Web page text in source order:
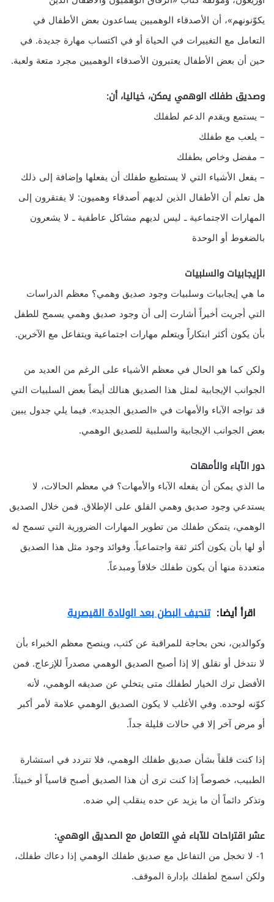
يكوّنونهم»، أن الأصدقاء الوهميين يساعدون بعض الأطفال في
التعامل مع التغييرات في الحياة أو في اكتساب مهارة جديدة. في
حين أن بعض الأطفال يعتبرون الأصدقاء الوهميين مجرد متعة ولعبة.
وصديق طفلك الوهمي يمكن، خياليا، أن:
– يستمع ويقدم الدعم لطفلك
– يلعب مع طفلك
– مفضل وخاص بطفلك
– يفعل الأشياء التي لا يستطيع طفلك أن يفعلها وإضافة إلى ذلك
هل تعلم أن الأطفال الذين لديهم أصدقاء وهميون: لا يفتقرون إلى
المهارات الاجتماعية ـ ليس لديهم مشاكل عاطفية ـ لا يشعرون
بالضغوط أو الوحدة
الإيجابيات والسلبيات
ما هي إيجابيات وسلبيات وجود صديق وهمي؟ معظم الدراسات
التي أجريت أخيراً أشارت إلى أن وجود صديق وهمي يسمح للطفل
بأن يكون أكثر ابتكاراً ويتعلم مهارات اجتماعية ويتفاعل مع الآخرين.
ولكن كما هو الحال في معظم الأشياء على الرغم من العديد من
الجوانب الإيجابية لمثل هذا الصديق هنالك أيضاً بعض السلبيات التي
قد تواجه الآباء والأمهات في «الصديق الجديد». فيما يلي جدول يبين
بعض الجوانب الإيجابية والسلبية للصديق الوهمي.
دور الآباء والأمهات
ما الذي يمكن أن يفعله الآباء والأمهات؟ في معظم الحالات، لا
يستدعي وجود صديق وهمي القلق على الإطلاق. فمن خلال الصديق
الوهمي، يتمكن طفلك من تطوير المهارات الضرورية التي تسمح له
أو لها بأن يكون أكثر ثقة واجتماعياً. وفوائد وجود مثل هذا الصديق
متعددة منها أن يكون طفلك خلاقاً ومبدعاً.
اقرأ أيضا: تنحيف البطن بعد الولادة القيصرية
وكوالدين، نحن بحاجة للمراقبة عن كثب، وينصح معظم الخبراء بأن
لا نتدخل أو نقلق إلا إذا أصبح الصديق الوهمي مصدراً للإزعاج. فمن
الأفضل ترك الخيار لطفلك متى يتخلي عن صديقه الوهمي، لأنه
كوّنه لوحده. وفي الأغلب لا يكون الصديق الوهمي علامة لأمر أكبر
أو مرض آخر إلا في حالات قليلة جداً.
إذا كنت قلقاً بشأن صديق طفلك الوهمي، فلا تتردد في استشارة
الطبيب، خصوصاً إذا كنت ترى أن هذا الصديق أصبح قاسياً أو خبيثاً.
وتذكر دائماً أن ما يزيد عن حده ينقلب إلي ضده.
عشر اقتراحات للآباء في التعامل مع الصديق الوهمي:
1- لا تخجل من التفاعل مع صديق طفلك الوهمي إذا دعاك طفلك،
ولكن اسمح لطفلك بإدارة الموقف.